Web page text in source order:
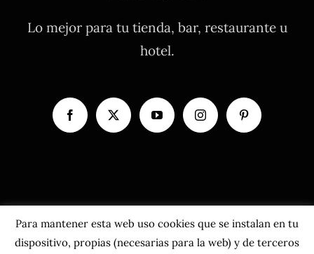
Lo mejor para tu tienda, bar, restaurante u
hotel.
Para mantener esta web uso cookies que se instalan en tu
dispositivo, propias (necesarias para la web) y de terceros